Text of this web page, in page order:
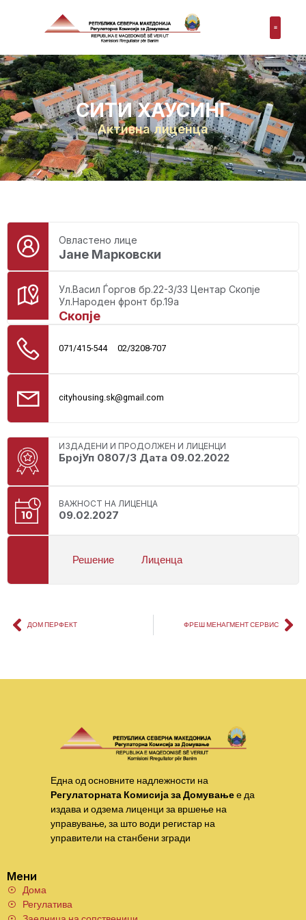
СИТИ ХАУСИНГ
Активна лиценца
Овластено лице
Јане Марковски
Ул.Васил Ѓоргов бр.22-3/33 Центар Скопје
Ул.Народен фронт бр.19а
Скопје
071/415-544 02/3208-707
cityhousing.sk@gmail.com
ИЗДАДЕНИ И ПРОДОЛЖЕН И ЛИЦЕНЦИ
БројУп 0807/3 Дата 09.02.2022
ВАЖНОСТ НА ЛИЦЕНЦА
09.02.2027
Решение Лиценца
ДОМ ПЕРФЕКТ ФРЕШ МЕНАГМЕНТ СЕРВИС
Една од основните надлежности на
Регулаторната Комисија за Домувањее да
издава и одзема лиценци за вршење на
управување, за што води регистар на
управители на станбени згради
Мени
Дома
Регулатива